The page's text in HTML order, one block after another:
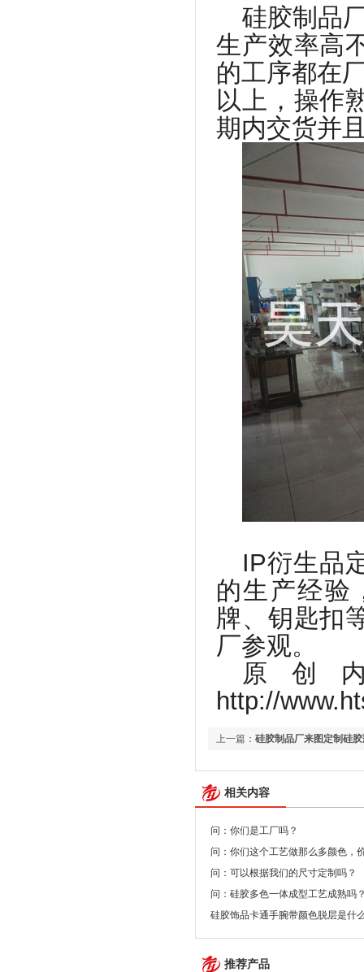
硅胶制品
生产效率高
的工序都在
以上，操作
期内交货并
IP衍生品
的生产经验
牌、钥匙扣
厂参观。
原创
http://
上一篇： 硅胶制品厂来图定制硅
相关内容
问：你们是工厂吗？
问：你们这个工艺做那么多颜色，
问：可以根据我们的尺寸定制吗？
问：硅胶多色一体成型工艺成熟吗
硅胶饰品卡通手腕带颜色脱层是什
推荐产品